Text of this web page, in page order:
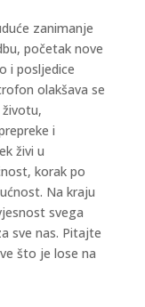
zanimanje
početak nove
i posljedice
olakšava se
i
živi u
korak po
Na kraju
svega
sve nas. Pitajte
što je lose na